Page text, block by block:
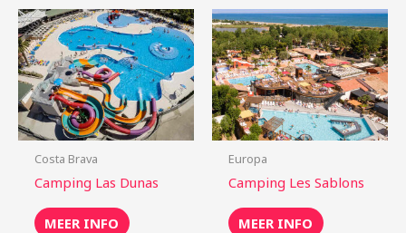
Costa Brava
Camping Las Dunas
MEER INFO
Europa
Camping Les Sablons
MEER INFO